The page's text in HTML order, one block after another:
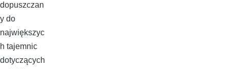
dopuszczan
y do
największyc
h tajemnic
dotyczących